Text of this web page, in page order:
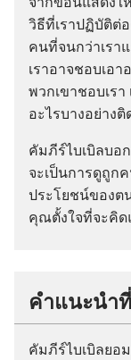
วิธีที่เราปฏิบัติต่อ
คนที่จนกว่าเรา
เราอาจชอบเอา
พวกเขาชอบเรา
อะไรบางอย่างติ
คัมภีร์ไบเบิลบอก
จะเป็นการดูถูก
ประโยชน์ของต
คุณตั้งใจที่จะคิด
คำแนะนำที่
คัมภีร์ไบเบิลยอม